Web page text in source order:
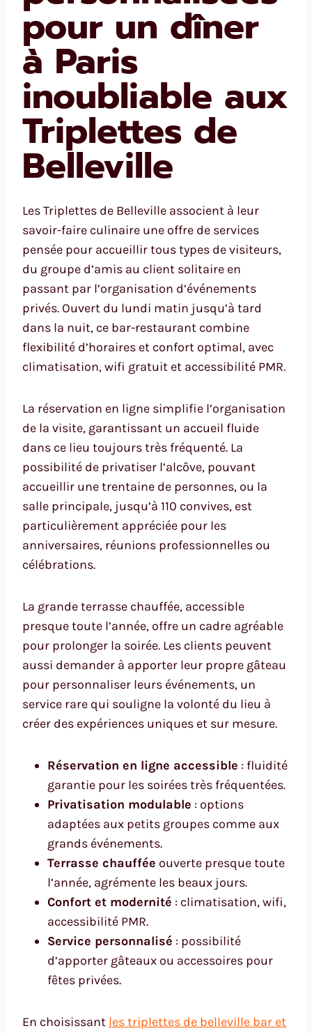
pour un dîner
à Paris
inoubliable aux
Triplettes de
Belleville
Les Triplettes de Belleville associent à leur
savoir-faire culinaire une offre de services
pensée pour accueillir tous types de visiteurs,
du groupe d’amis au client solitaire en
passant par l’organisation d’événements
privés. Ouvert du lundi matin jusqu’à tard
dans la nuit, ce bar-restaurant combine
flexibilité d’horaires et confort optimal, avec
climatisation, wifi gratuit et accessibilité PMR.
La réservation en ligne simplifie l’organisation
de la visite, garantissant un accueil fluide
dans ce lieu toujours très fréquenté. La
possibilité de privatiser l’alcôve, pouvant
accueillir une trentaine de personnes, ou la
salle principale, jusqu’à 110 convives, est
particulièrement appréciée pour les
anniversaires, réunions professionnelles ou
célébrations.
La grande terrasse chauffée, accessible
presque toute l’année, offre un cadre agréable
pour prolonger la soirée. Les clients peuvent
aussi demander à apporter leur propre gâteau
pour personnaliser leurs événements, un
service rare qui souligne la volonté du lieu à
créer des expériences uniques et sur mesure.
Réservation en ligne accessible : fluidité
garantie pour les soirées très fréquentées.
Privatisation modulable : options
adaptées aux petits groupes comme aux
grands événements.
Terrasse chauffée ouverte presque toute
l’année, agrémente les beaux jours.
Confort et modernité : climatisation, wifi,
accessibilité PMR.
Service personnalisé : possibilité
d’apporter gâteaux ou accessoires pour
fêtes privées.
En choisissant les triplettes de belleville bar et